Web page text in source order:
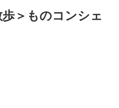
＞ものコンシェ